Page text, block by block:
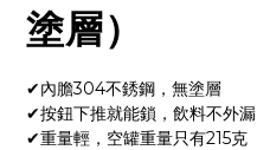
塗層）
✔內膽304不銹鋼，無塗層
✔按鈕下推就能鎖，飲料不外漏
✔重量輕，空罐重量只有215克